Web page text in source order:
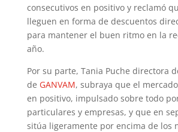
consecutivos en positivo y reclamó
lleguen en forma de descuentos
para mantener el buen ritmo en la
año.
Por su parte, Tania Puche directora
de GANVAM, subraya que el
en positivo, impulsado sobre todo
particulares y empresas, y que en
sitúa ligeramente por encima de los